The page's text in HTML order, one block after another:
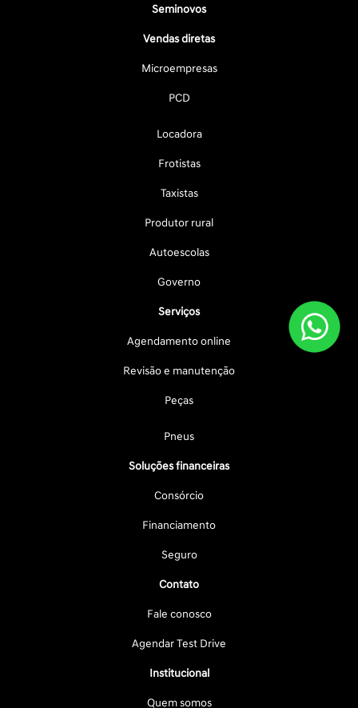
Seminovos
Vendas diretas
Microempresas
PCD
Locadora
Frotistas
Taxistas
Produtor rural
Autoescolas
Governo
Serviços
Agendamento online
Revisão e manutenção
Peças
Pneus
Soluções financeiras
Consórcio
Financiamento
Seguro
Contato
Fale conosco
Agendar Test Drive
Institucional
Quem somos